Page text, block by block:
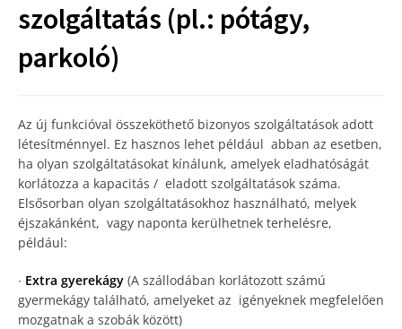
szolgáltatás (pl.: pótágy,
parkoló)
Az új funkcióval összeköthető bizonyos szolgáltatások adott
létesítménnyel. Ez hasznos lehet például abban az esetben,
ha olyan szolgáltatásokat kínálunk, amelyek eladhatóságát
korlátozza a kapacitás / eladott szolgáltatások száma.
Elsősorban olyan szolgáltatásokhoz használható, melyek
éjszakánként, vagy naponta kerülhetnek terhelésre,
például:
∙ Extra gyerekágy (A szállodában korlátozott számú
gyermekágy található, amelyeket az igényeknek megfelelően
mozgatnak a szobák között)